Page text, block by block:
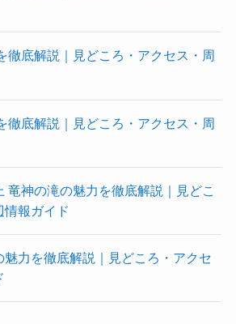
徹底解説｜見どころ・アクセス・周
徹底解説｜見どころ・アクセス・周
竜神の滝の魅力を徹底解説｜見どこ
情報ガイド
魅力を徹底解説｜見どころ・アクセ